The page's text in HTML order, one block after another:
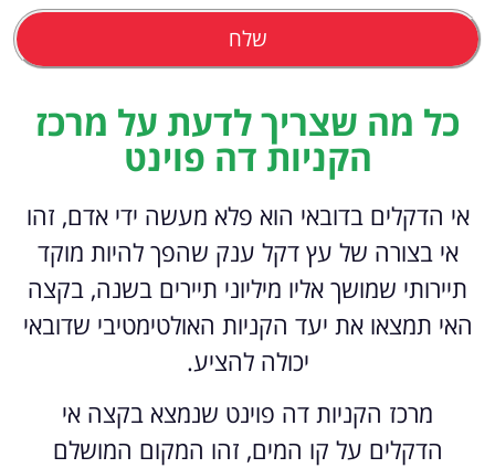
שלח
כל מה שצריך לדעת על מרכז
הקניות דה פוינט
אי הדקלים בדובאי הוא פלא מעשה ידי אדם, זהו
אי בצורה של עץ דקל ענק שהפך להיות מוקד
תיירותי שמושך אליו מיליוני תיירים בשנה, בקצה
האי תמצאו את יעד הקניות האולטימטיבי שדובאי
יכולה להציע.
מרכז הקניות דה פוינט שנמצא בקצה אי
הדקלים על קו המים, זהו המקום המושלם